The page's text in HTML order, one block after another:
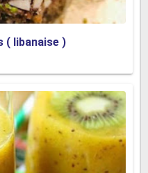
( libanaise )